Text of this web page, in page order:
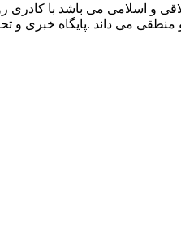
و اسلامی می باشد با کادری
منطقی می داند .پایگاه خبری و